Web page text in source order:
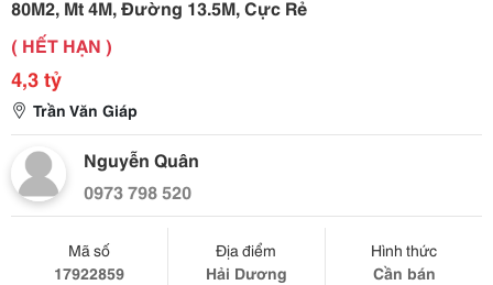
80M2, Mt 4M, Đường 13.5M, Cực Rẻ
( HẾT HẠN )
4,3 tỷ
Trần Văn Giáp
Nguyễn Quân
0973 798 520
Mã số
17922859
Địa điểm
Hải Dương
Hình thức
Cần bán